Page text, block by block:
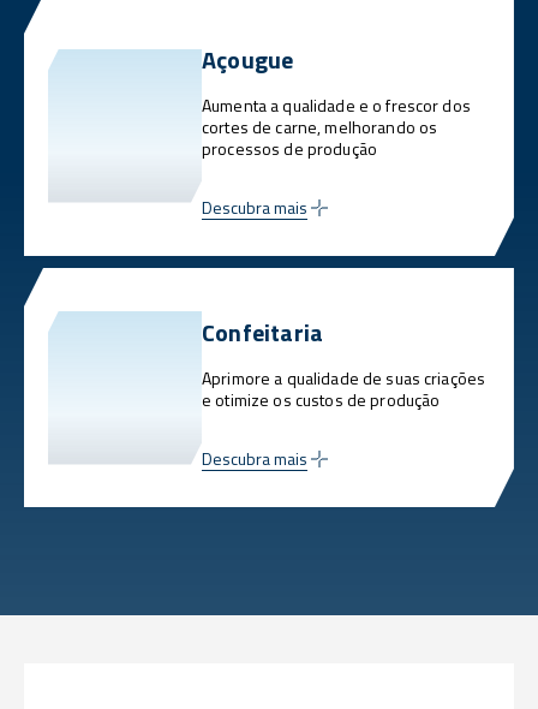
Açougue
Aumenta a qualidade e o frescor dos
cortes de carne, melhorando os
processos de produção
Descubra mais
Confeitaria
Aprimore a qualidade de suas criações
e otimize os custos de produção
Descubra mais